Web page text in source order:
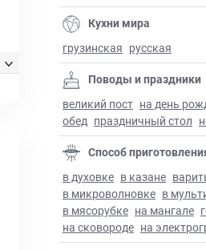
Кухни мира
грузинская русская
Поводы и праздники
великий пост на день
обед праздничный стол
Способ
в духовке в казане
в микроволновке в
в мясорубке на мангале
на сковороде на